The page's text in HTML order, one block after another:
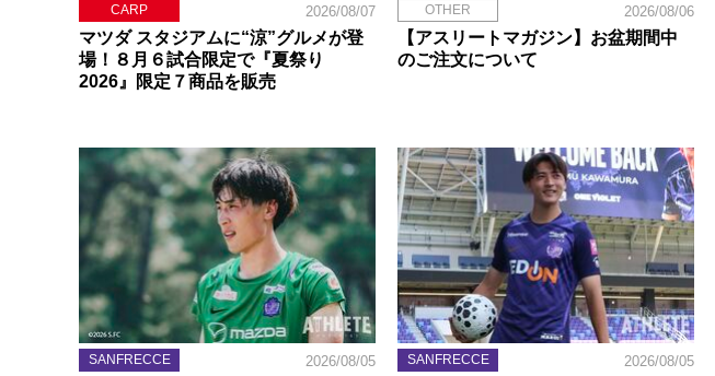
CARP 2026/08/07
マツダ スタジアムに“涼”グルメが登
場！８月６試合限定で『夏祭り
2026』限定７商品を販売
OTHER 2026/08/06
【アスリートマガジン】お盆期間中
のご注文について
SANFRECCE 2026/08/05 SANFRECCE 2026/08/05